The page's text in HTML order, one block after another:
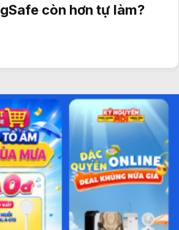
còn hơn tự làm?